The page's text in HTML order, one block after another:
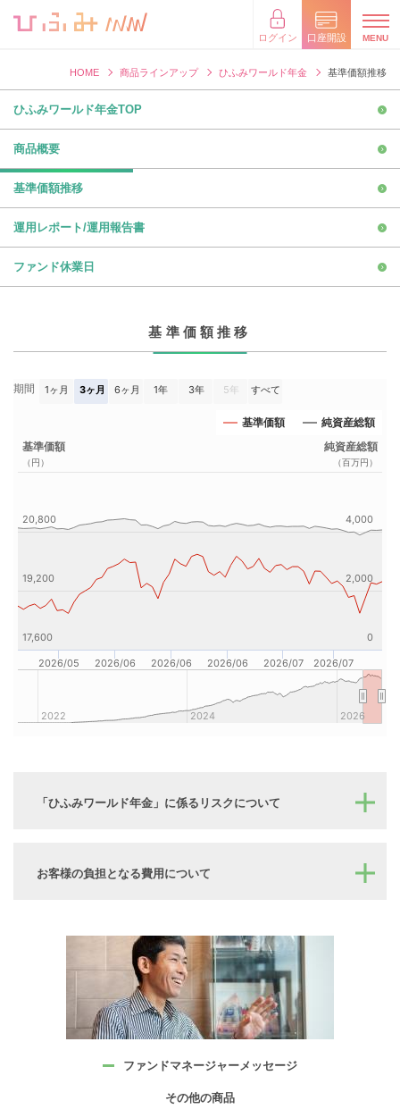
ログイン 口座開設
HOME 商品ラインアップ ひふみワールド年金 基準価額推移
ひふみワールド年金TOP
商品概要
基準価額推移
運用レポート/運用報告書
ファンド休業日
基準価額推移
期間 1ヶ月 3ヶ月 6ヶ月 1年 3年 5年 すべて
2026/05 2026/06 2026/06 2026/06 2026/07 2026/07
2022 2024 2026
17,600
19,200
20,800
0
2,000
4,000
基準価額
純資産総額
基準価額
（円）
純資産総額
（百万円）
「ひふみワールド年金」に係るリスクについて
お客様の負担となる費用について
ファンドマネージャーメッセージ
その他の商品